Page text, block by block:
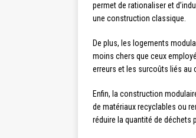
permet de rationaliser et
une construction classique.
De plus, les logements
moins chers que ceux
erreurs et les surcoûts liés au
Enfin, la construction
de matériaux recyclables ou
réduire la quantité de déchets